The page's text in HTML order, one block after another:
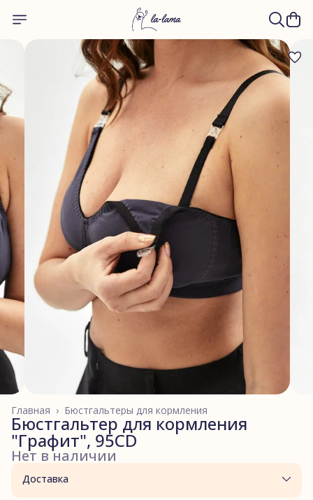
Бюстгальтеры для кормления
Главная ›
Бюстгальтер для кормления
"Графит", 95CD
Нет в наличии
Доставка